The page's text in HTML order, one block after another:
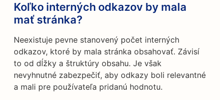
Koľko interných odkazov by mala
mať stránka?
Neexistuje pevne stanovený počet interných
odkazov, ktoré by mala stránka obsahovať. Závisí
to od dĺžky a štruktúry obsahu. Je však
nevyhnutné zabezpečiť, aby odkazy boli relevantné
a mali pre používateľa pridanú hodnotu.